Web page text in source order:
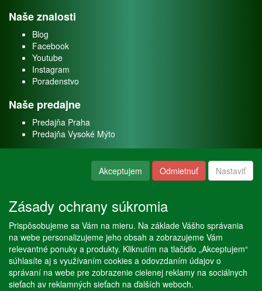
Naše znalosti
Blog
Facebook
Youtube
Instagram
Poradenstvo
Naše predajne
Predajňa Praha
Predajňa Vysoké Mýto
Naše služby
Servis
Predaj akváriových rýb
Predaj akváriových rastlín
Akceptujem Odmietnuť Nastaviť
Zásady ochrany súkromia
Prispôsobujeme sa Vám na mieru. Na základe Vášho správania
na webe personalizujeme jeho obsah a zobrazujeme Vám
relevantné ponuky a produkty. Kliknutím na tlačidlo „Akceptujem“
súhlasíte aj s využívaním cookies a odovzdaním údajov o
správaní na webe pre zobrazenie cielenej reklamy na sociálnych
sieťach av reklamných sieťach na ďalších weboch.